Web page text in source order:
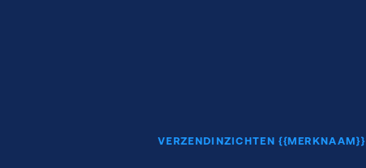
VERZENDINZICHTEN {{MERKNAAM}}